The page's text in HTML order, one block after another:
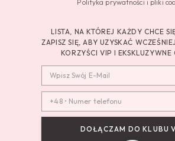
Polityka prywatności i pliki
LISTA, NA KTÓREJ KAŻDY CHCE
ZAPISZ SIĘ, ABY UZYSKAĆ
KORZYŚCI VIP I EKSKLUZYWNE
DOŁĄCZAM DO KLUBU